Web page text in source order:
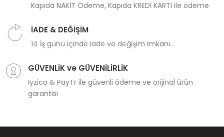
Kapıda NAKİT Ödeme, Kapıda KREDİ KARTI ile ödeme
İADE & DEĞİŞİM
14 İş günü içinde iade ve değişim imkanı...
GÜVENLİK ve GÜVENİLİRLİK
İyzico & PayTr ile güvenli ödeme ve orijinal ürün
garantisi